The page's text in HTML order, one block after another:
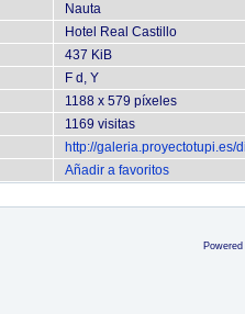
Nauta
Hotel Real Castillo
437 KiB
F d, Y
1188 x 579 píxeles
1169 visitas
http://
Añadir a favoritos